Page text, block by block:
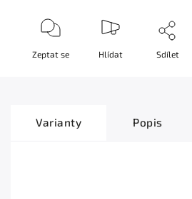
Zeptat se Hlídat Sdílet
Varianty Popis